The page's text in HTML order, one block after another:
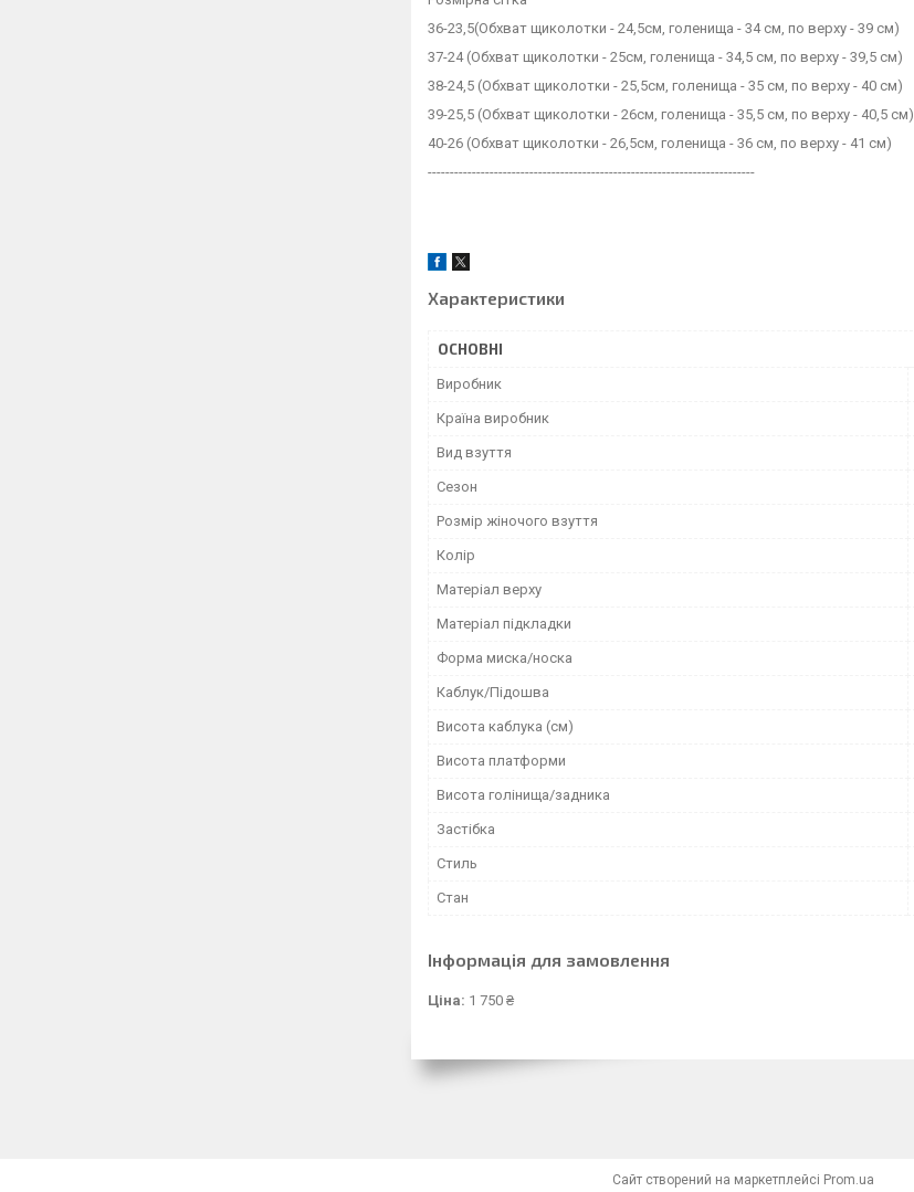
36-23,5(Обхват щиколотки - 24,5см, голенища - 34 см, по верху - 39 см)
37-24 (Обхват щиколотки - 25см, голенища - 34,5 см, по верху - 39,5 см)
38-24,5 (Обхват щиколотки - 25,5см, голенища - 35 см, по верху - 40 см)
39-25,5 (Обхват щиколотки - 26см, голенища - 35,5 см, по верху - 40,5 см)
40-26 (Обхват щиколотки - 26,5см, голенища - 36 см, по верху - 41 см)
--------------------------------------------------------------------------
Характеристики
ОСНОВНІ
Виробник
Країна виробник
Вид взуття
Сезон
Розмір жіночого взуття
Колір
Матеріал верху
Матеріал підкладки
Форма миска/носка
Каблук/Підошва
Висота каблука (см)
Висота платформи
Висота голінища/задника
Застібка
Стиль
Стан
Інформація для замовлення
Ціна: 1 750 ₴
Сайт створений на маркетплейсі Prom.ua